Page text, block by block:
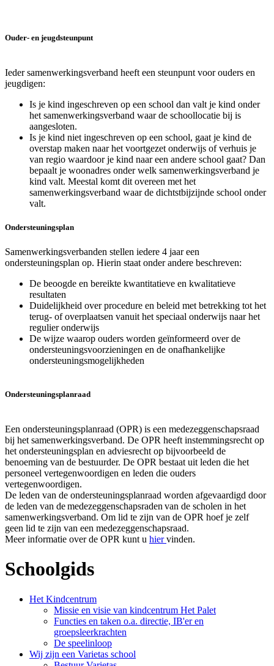
Ouder- en jeugdsteunpunt
Ieder samenwerkingsverband heeft een steunpunt voor ouders en
jeugdigen:
Is je kind ingeschreven op een school dan valt je kind onder
het samenwerkingsverband waar de schoollocatie bij is
aangesloten.
Is je kind niet ingeschreven op een school, gaat je kind de
overstap maken naar het voortgezet onderwijs of verhuis je
van regio waardoor je kind naar een andere school gaat? Dan
bepaalt je woonadres onder welk samenwerkingsverband je
kind valt. Meestal komt dit overeen met het
samenwerkingsverband waar de dichtstbijzijnde school onder
valt.
Ondersteuningsplan
Samenwerkingsverbanden stellen iedere 4 jaar een
ondersteuningsplan op. Hierin staat onder andere beschreven:
De beoogde en bereikte kwantitatieve en kwalitatieve
resultaten
Duidelijkheid over procedure en beleid met betrekking tot het
terug- of overplaatsen vanuit het speciaal onderwijs naar het
regulier onderwijs
De wijze waarop ouders worden geïnformeerd over de
ondersteuningsvoorzieningen en de onafhankelijke
ondersteuningsmogelijkheden
Ondersteuningsplanraad
Een ondersteuningsplanraad (OPR) is een medezeggenschapsraad
bij het samenwerkingsverband. De OPR heeft instemmingsrecht op
het ondersteuningsplan en adviesrecht op bijvoorbeeld de
benoeming van de bestuurder. De OPR bestaat uit leden die het
personeel vertegenwoordigen en leden die ouders
vertegenwoordigen.
De leden van de ondersteuningsplanraad worden afgevaardigd door
de leden van de medezeggenschapsraden van de scholen in het
samenwerkingsverband. Om lid te zijn van de OPR hoef je zelf
geen lid te zijn van een medezeggenschapsraad.
Meer informatie over de OPR kunt u hiervinden.
Schoolgids
Het Kindcentrum
Missie en visie van kindcentrum Het Palet
Functies en taken o.a. directie, IB'er en
groepsleerkrachten
De speelinloop
Wij zijn een Varietas school